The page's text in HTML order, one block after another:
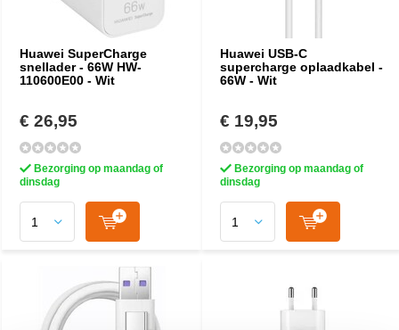
Huawei SuperCharge
snellader - 66W HW-
110600E00 - Wit
€ 26,95
Bezorging op maandag of
dinsdag
Huawei USB-C
supercharge oplaadkabel -
66W - Wit
€ 19,95
Bezorging op maandag of
dinsdag